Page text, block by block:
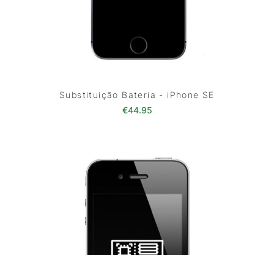
Substituição Bateria - iPhone SE
€44.95